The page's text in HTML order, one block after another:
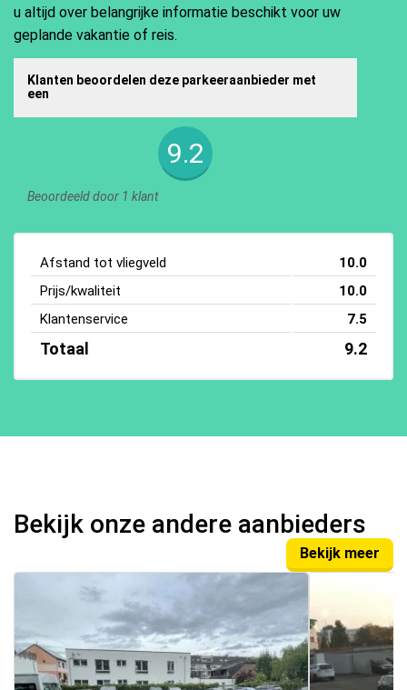
u altijd over belangrijke informatie beschikt voor uw
geplande vakantie of reis.
Klanten beoordelen deze parkeeraanbieder met
een
9.2
Beoordeeld door 1 klant
Afstand tot vliegveld
10.0
Prijs/kwaliteit
10.0
Klantenservice
7.5
Totaal 9.2
Bekijk onze andere aanbieders
Bekijk meer